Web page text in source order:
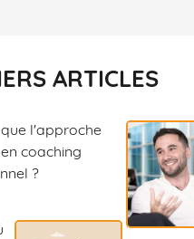
ARTICLES
l'approche
coaching
?